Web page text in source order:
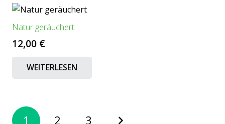
Natur geräuchert
12,00 €
WEITERLESEN
Seitennummerierung
1 2 3